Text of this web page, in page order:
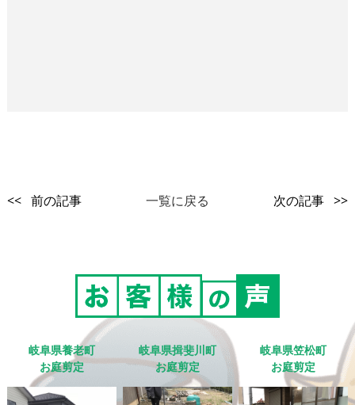
<< 前の記事 一覧に戻る 次の記事 >>
岐阜県養老町
お庭剪定
岐阜県揖斐川町
お庭剪定
岐阜県笠松町
お庭剪定